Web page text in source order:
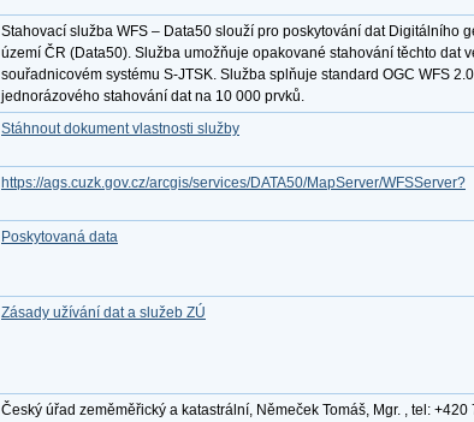
Stahovací služba WFS – Data50 slouží pro poskytování dat Digitálního
území ČR (Data50). Služba umožňuje opakované stahování těchto dat
souřadnicovém systému S-JTSK. Služba splňuje standard OGC WFS
jednorázového stahování dat na 10 000 prvků.
Stáhnout dokument vlastnosti služby
https://ags.cuzk.gov.cz/arcgis/services/DATA50/MapServer/WFSServer?
Poskytovaná data
Zásady užívání dat a služeb ZÚ
Český úřad zeměměřický a katastrální, Němeček Tomáš, Mgr. , tel: